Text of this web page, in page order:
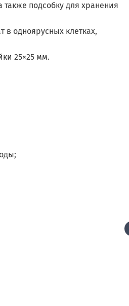
подсобку для хранения
в одноярусных клетках,
25×25 мм.